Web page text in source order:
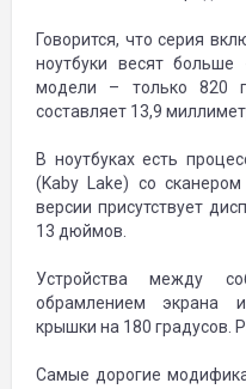
Говорится, что серия
ноутбуки весят
модели – только 820
составляет 13,9
В ноутбуках есть
(Kaby Lake) со
версии присутствует
13 дюймов.
Устройства между
обрамлением экрана
крышки на 180 градусов.
Самые дорогие